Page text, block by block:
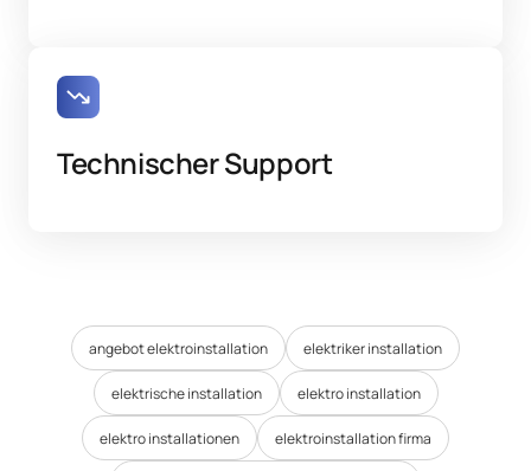
Technischer Support
angebot elektroinstallation elektriker installation
elektrische installation elektro installation
elektro installationen elektroinstallation firma